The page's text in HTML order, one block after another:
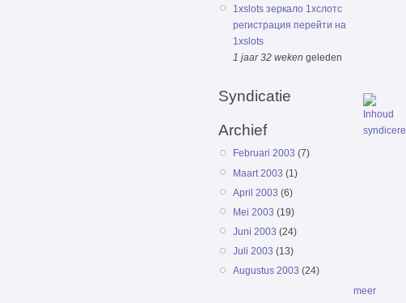
1xslots зеркало 1хслотс
регистрация перейти на
1xslots
1 jaar 32 weken geleden
Syndicatie
Archief
Februari 2003 (7)
Maart 2003 (1)
April 2003 (6)
Mei 2003 (19)
Juni 2003 (24)
Juli 2003 (13)
Augustus 2003 (24)
meer